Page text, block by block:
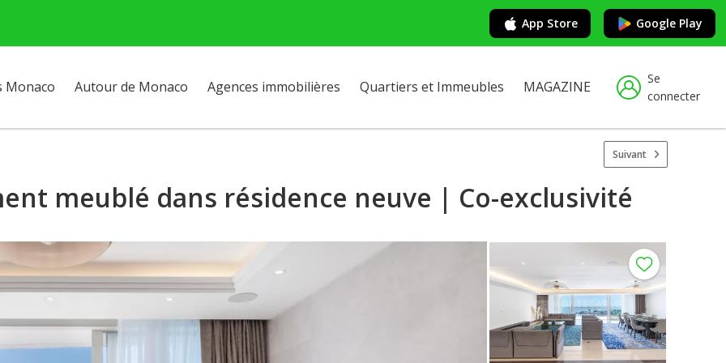
App Store Google Play
Monaco Autour de Monaco Agences immobilières Quartiers et Immeubles MAGAZINE
Se
connecter
Suivant
meublé dans résidence neuve | Co-exclusivité